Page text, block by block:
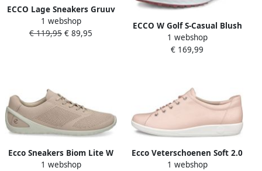
ECCO Lage Sneakers Gruuv
Lite
1 webshop
€ 119,95 € 89,95
ECCO W Golf S-Casual Blush
Old Rose Metallic Dames
Golfschoenen
1 webshop
€ 169,99
Ecco Sneakers Biom Lite W
vrijetijdsschoen lage
1 webshop
Ecco Veterschoenen Soft 2.0
vrijetijdsschoen lage
1 webshop